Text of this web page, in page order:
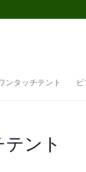
ンタッチテント
ント